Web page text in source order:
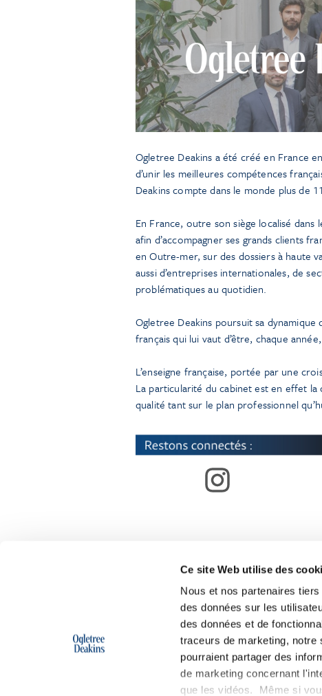
Ce site Web utilise des
Nous et nos partenaires
des données sur les
des données et de
traceurs de marketing, notre
pourraient partager des
de marketing concernant
que les vidéos. Même si
Ogletree Deakins a été créé en France
d’unir les meilleures compétences
Deakins compte dans le monde plus de
En France, outre son siège localisé dans
afin d’accompagner ses grands clients
en Outre-mer, sur des dossiers à haute
aussi d’entreprises internationales, de
problématiques au quotidien.
Ogletree Deakins poursuit sa
français qui lui vaut d’être, chaque
L’enseigne française, portée par une
La particularité du cabinet est en effet la
qualité tant sur le plan professionnel